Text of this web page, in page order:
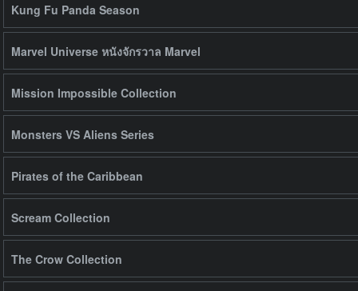
Kung Fu Panda Season
Marvel Universe หนังจักรวาล Marvel
Mission Impossible Collection
Monsters VS Aliens Series
Pirates of the Caribbean
Scream Collection
The Crow Collection